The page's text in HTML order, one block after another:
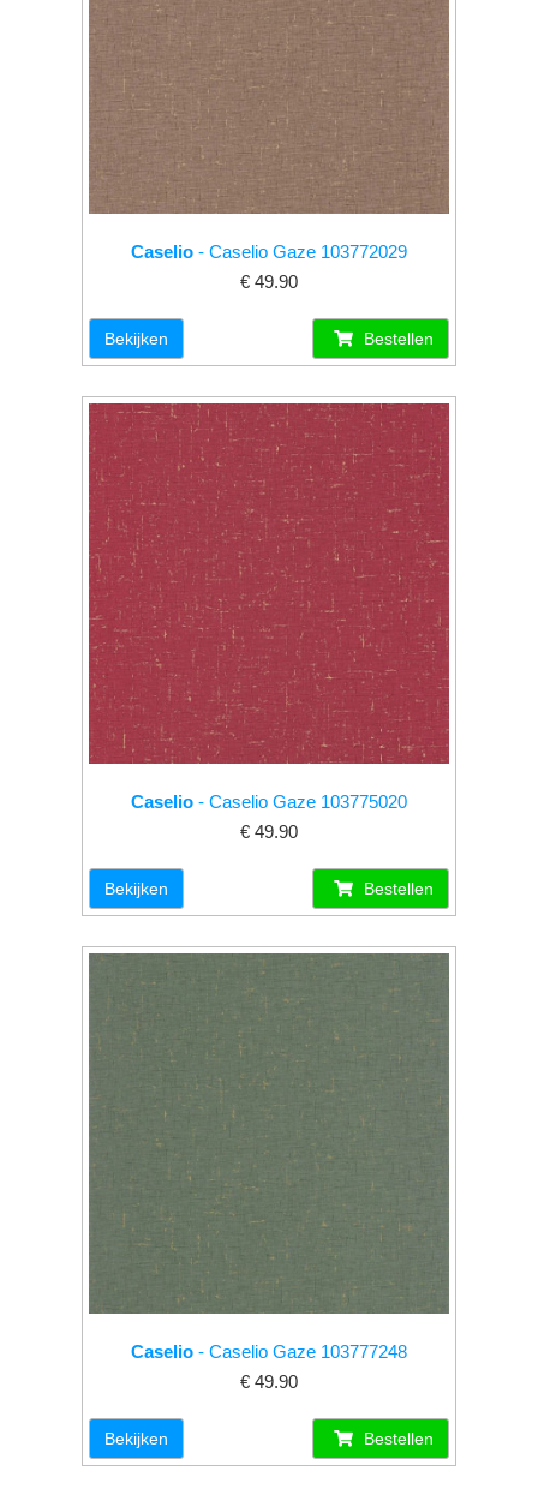
Caselio - Caselio Gaze 103772029
€ 49.90
Bekijken Bestellen
Caselio - Caselio Gaze 103775020
€ 49.90
Bekijken Bestellen
Caselio - Caselio Gaze 103777248
€ 49.90
Bekijken Bestellen